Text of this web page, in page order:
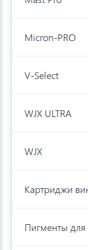
Micron-PRO
V-Select
WJX ULTRA
WJX
Картриджи
Пигменты для